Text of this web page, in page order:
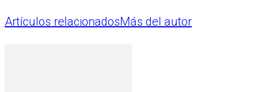
Artículos relacionadosMás del autor